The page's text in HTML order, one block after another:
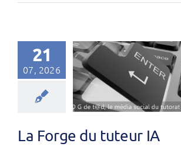
21
07, 2026
La Forge du tuteur IA